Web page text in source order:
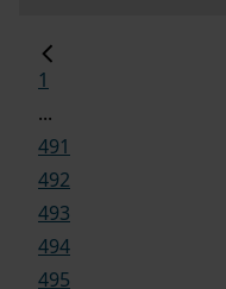
1
...
491
492
493
494
495